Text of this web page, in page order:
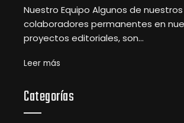
Nuestro Equipo Algunos de nuestros
colaboradores permanentes en
proyectos editoriales, son...
Leer más
Categorías